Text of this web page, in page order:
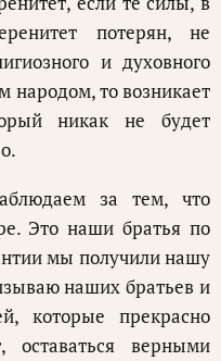
потерян, не
и духовного
народом, то возникает
никак не будет
за тем, что
Это наши братья по
мы получили нашу
наших братьев и
которые прекрасно
оставаться верными